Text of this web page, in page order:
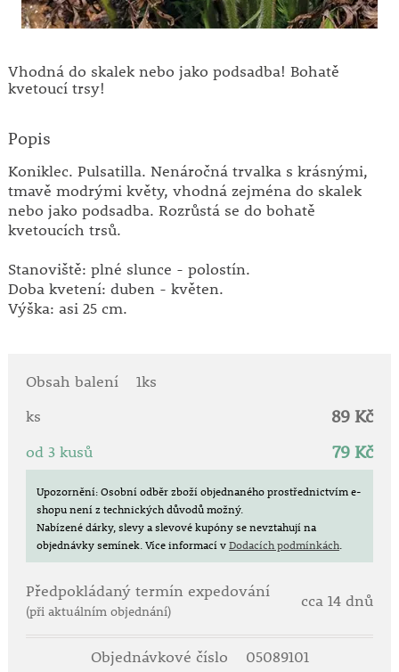
Vhodná do skalek nebo jako podsadba! Bohatě
kvetoucí trsy!
Popis
Koniklec. Pulsatilla. Nenáročná trvalka s krásnými,
tmavě modrými květy, vhodná zejména do skalek
nebo jako podsadba. Rozrůstá se do bohatě
kvetoucích trsů.
Stanoviště: plné slunce - polostín.
Doba kvetení: duben - květen.
Výška: asi 25 cm.
Obsah balení
1ks
ks
89 Kč
od 3 kusů 79 Kč
Upozornění: Osobní odběr zboží objednaného prostřednictvím e-
shopu není z technických důvodů možný.
Nabízené dárky, slevy a slevové kupóny se nevztahují na
objednávky semínek.Více informací vDodacích podmínkách.
Předpokládaný termín expedování
(při aktuálním objednání)
cca 14 dnů
Objednávkové číslo 05089101